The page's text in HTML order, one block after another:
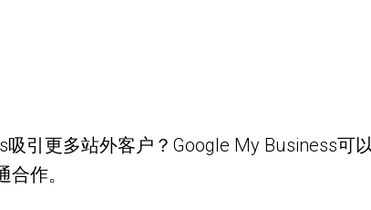
引更多站外客户？Google My Business
作。